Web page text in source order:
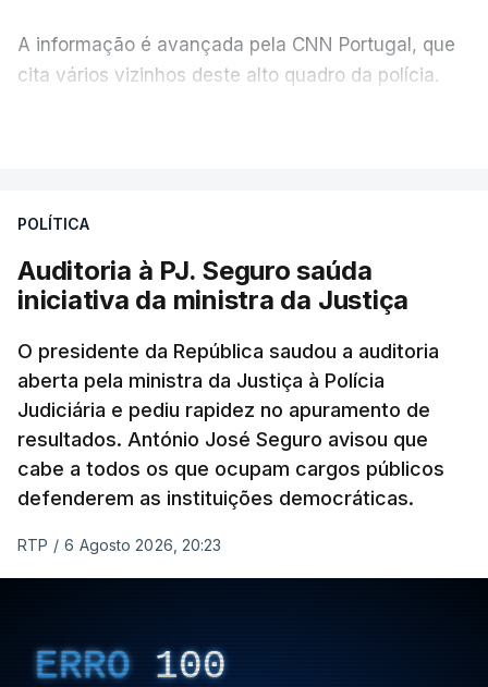
A informação é avançada pela CNN Portugal, que
cita vários vizinhos deste alto quadro da polícia.
apreendido numa operação de droga.
POLÍTICA
Auditoria à PJ. Seguro saúda
iniciativa da ministra da Justiça
O presidente da República saudou a auditoria
aberta pela ministra da Justiça à Polícia
Judiciária e pediu rapidez no apuramento de
resultados. António José Seguro avisou que
cabe a todos os que ocupam cargos públicos
defenderem as instituições democráticas.
RTP / 6 Agosto 2026, 20:23
ERRO 100